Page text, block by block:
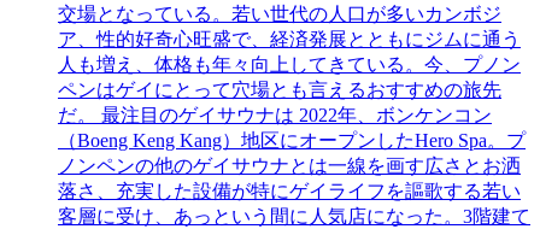
交場となっている。若い世代の人口が多いカンボジ
ア、性的好奇心旺盛で、経済発展とともにジムに通う
人も増え、体格も年々向上してきている。今、プノン
ペンはゲイにとって穴場とも言えるおすすめの旅先
だ。 最注目のゲイサウナは 2022年、ボンケンコン
（Boeng Keng Kang）地区にオープンしたHero Spa。プ
ノンペンの他のゲイサウナとは一線を画す広さとお洒
落さ、充実した設備が特にゲイライフを謳歌する若い
客層に受け、あっという間に人気店になった。3階建て